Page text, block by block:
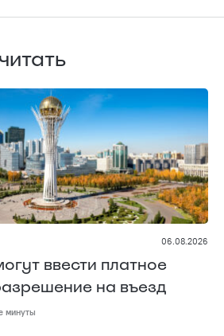
06.08.2026
ввести платное
на въезд
минуты